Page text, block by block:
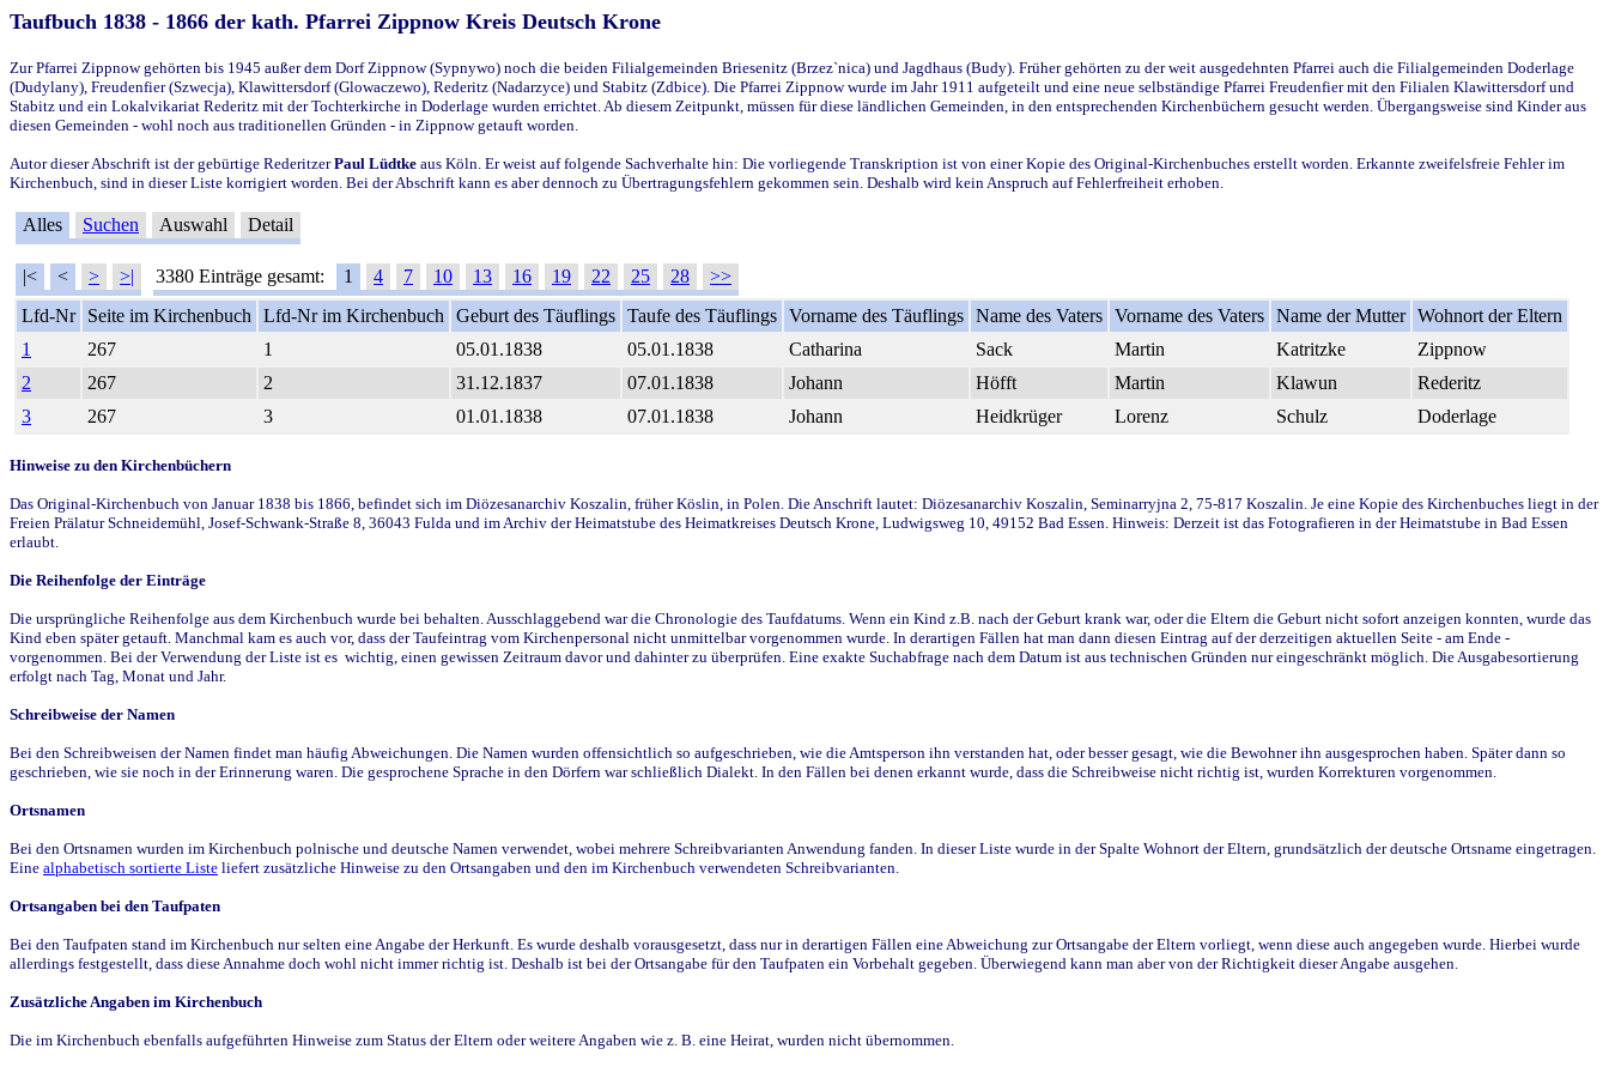
Taufbuch 1838 - 1866 der kath. Pfarrei Zippnow Kreis Deutsch Krone
Zur Pfarrei Zippnow gehörten bis 1945 außer dem Dorf Zippnow (Sypnywo) noch die beiden Filialgemeinden Briesenitz (Brzez`nica) und Jagdhaus (Budy). Früher gehörten zu der weit ausgedehnten Pfarrei auch die Filialgemeinden Doderlage
(Dudylany), Freudenfier (Szwecja), Klawittersdorf (Glowaczewo), Rederitz (Nadarzyce) und Stabitz (Zdbice). Die Pfarrei Zippnow wurde im Jahr 1911 aufgeteilt und eine neue selbständige Pfarrei Freudenfier mit den Filialen Klawittersdorf und
Stabitz und ein Lokalvikariat Rederitz mit der Tochterkirche in Doderlage wurden errichtet. Ab diesem Zeitpunkt, müssen für diese ländlichen Gemeinden, in den entsprechenden Kirchenbüchern gesucht werden. Übergangsweise sind Kinder aus
diesen Gemeinden - wohl noch aus traditionellen Gründen - in Zippnow getauft worden.
Autor dieser Abschrift ist der gebürtige RederitzerPaul Lüdtke aus Köln. Er weist auf folgende Sachverhalte hin: Die vorliegende Transkription ist von einer Kopie des Original-Kirchenbuches erstellt worden. Erkannte zweifelsfreie Fehler im
Kirchenbuch, sind in dieser Liste korrigiert worden. Bei der Abschrift kann es aber dennoch zu Übertragungsfehlern gekommen sein. Deshalb wird kein Anspruch auf Fehlerfreiheit erhoben.
Alles Suchen Auswahl Detail
|< < > >| 3380 Einträge gesamt: 1 4 7 10 13 16 19 22 25 28
>>
Lfd-Nr
Seite im Kirchenbuch Lfd-Nr im Kirchenbuch Geburt des Täuflings Taufe des Täuflings Vorname des Täuflings Name des Vaters Vorname des Vaters Name der Mutter Wohnort der Eltern
1
267 1 05.01.1838 05.01.1838 Catharina Sack Martin Katritzke
Zippnow
2
267 2 31.12.1837 07.01.1838 Johann Höfft Martin Klawun
Rederitz
3
267 3 01.01.1838 07.01.1838 Johann Heidkrüger Lorenz Schulz Doderlage
Hinweise zu den Kirchenbüchern
Das Original-Kirchenbuch von Januar 1838 bis 1866, befindet sich im Diözesanarchiv Koszalin, früher Köslin, in Polen. Die Anschrift lautet: Diözesanarchiv Koszalin, Seminarryjna 2, 75-817 Koszalin. Je eine Kopie des Kirchenbuches liegt in der
Freien Prälatur Schneidemühl, Josef-Schwank-Straße 8, 36043 Fulda und im Archiv der Heimatstube des Heimatkreises Deutsch Krone, Ludwigsweg 10, 49152 Bad Essen. Hinweis: Derzeit ist das Fotografieren in der Heimatstube in Bad Essen
erlaubt.
Die Reihenfolge der Einträge
Die ursprüngliche Reihenfolge aus dem Kirchenbuch wurde bei behalten. Ausschlaggebend war die Chronologie des Taufdatums. Wenn ein Kind z.B. nach der Geburt krank war, oder die Eltern die Geburt nicht sofort anzeigen konnten, wurde das
Kind eben später getauft. Manchmal kam es auch vor, dass der Taufeintrag vom Kirchenpersonal nicht unmittelbar vorgenommen wurde. In derartigen Fällen hat man dann diesen Eintrag auf der derzeitigen aktuellen Seite - am Ende -
vorgenommen. Bei der Verwendung der Liste ist es wichtig, einen gewissen Zeitraum davor und dahinter zu überprüfen. Eine exakte Suchabfrage nach dem Datum ist aus technischen Gründen nur eingeschränkt möglich. Die Ausgabesortierung
erfolgt nach Tag, Monat und Jahr.
Schreibweise der Namen
Bei den Schreibweisen der Namen findet man häufig Abweichungen. Die Namen wurden offensichtlich so aufgeschrieben, wie die Amtsperson ihn verstanden hat, oder besser gesagt, wie die Bewohner ihn ausgesprochen haben. Später dann so
geschrieben, wie sie noch in der Erinnerung waren. Die gesprochene Sprache in den Dörfern war schließlich Dialekt. In den Fällen bei denen erkannt wurde, dass die Schreibweise nicht richtig ist, wurden Korrekturen vorgenommen.
Ortsnamen
Bei den Ortsnamen wurden im Kirchenbuch polnische und deutsche Namen verwendet, wobei mehrere Schreibvarianten Anwendung fanden. In dieser Liste wurde in der Spalte Wohnort der Eltern, grundsätzlich der deutsche Ortsname eingetragen.
Eine alphabetisch sortierte Liste liefert zusätzliche Hinweise zu den Ortsangaben und den im Kirchenbuch verwendeten Schreibvarianten.
Ortsangaben bei den Taufpaten
Bei den Taufpaten stand im Kirchenbuch nur selten eine Angabe der Herkunft. Es wurde deshalb vorausgesetzt, dass nur in derartigen Fällen eine Abweichung zur Ortsangabe der Eltern vorliegt, wenn diese auch angegeben wurde. Hierbei wurde
allerdings festgestellt, dass diese Annahme doch wohl nicht immer richtig ist. Deshalb ist bei der Ortsangabe für den Taufpaten ein Vorbehalt gegeben. Überwiegend kann man aber von der Richtigkeit dieser Angabe ausgehen.
Zusätzliche Angaben im Kirchenbuch
Die im Kirchenbuch ebenfalls aufgeführten Hinweise zum Status der Eltern oder weitere Angaben wie z. B. eine Heirat, wurden nicht übernommen.